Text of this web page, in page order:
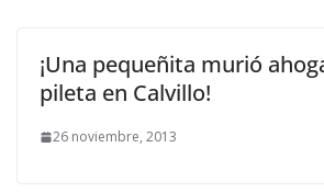
¡Una pequeñita murió
pileta en Calvillo!
26 noviembre, 2013